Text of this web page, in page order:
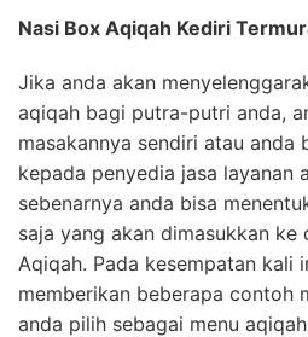
Nasi Box Aqiqah Kediri
Jika anda akan
aqiqah bagi putra-putri anda,
masakannya sendiri atau anda
kepada penyedia jasa layanan
sebenarnya anda bisa
saja yang akan dimasukkan
Aqiqah. Pada kesempatan kali
memberikan beberapa contoh
anda pilih sebagai menu